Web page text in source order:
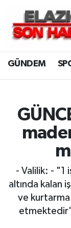
GÜNDEM
- Valilik: - "1
altında kalan
ve kurtarma
etmektedir"
CANLI
ASAYİŞ
BİLİM VE
DÜNYA
EKONOMİ
ELAZIĞ
Merkez
Merkez
Süper Lig
Tüm
Son
Haber